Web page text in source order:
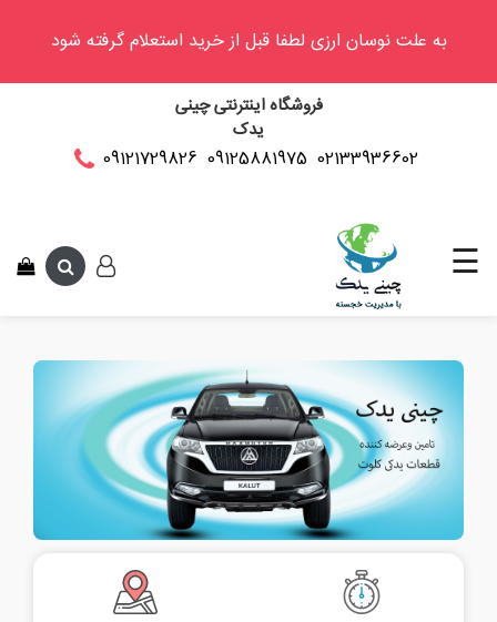
به علت نوسان ارزی لطفا قبل از خرید استعلام گرفته شود
فروشگاه اینترنتی چینی
یدک
02133936602
09125881975
09121729826
وینگل
سی
کاپرا
☰